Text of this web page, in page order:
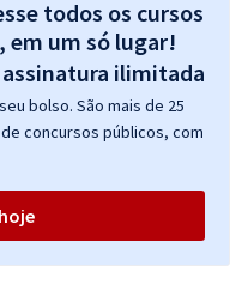
todos os cursos
em um só lugar!
bolso. São mais de 25
concursos públicos, com